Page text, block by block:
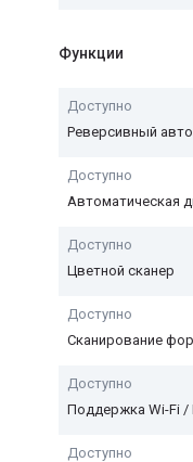
Функции
Доступно
Реверсивный
Доступно
Автоматическая
Доступно
Цветной сканер
Доступно
Сканирование
Доступно
Поддержка Wi-Fi /
Доступно